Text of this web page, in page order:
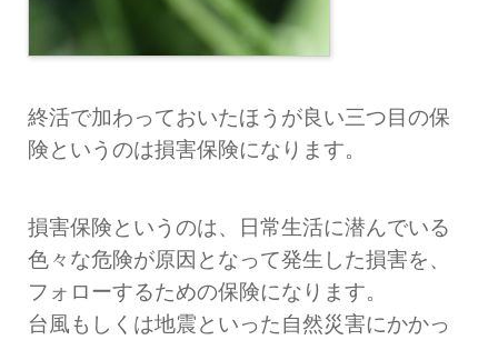
終活で加わっておいたほうが良い三つ目の保
険というのは損害保険になります。
損害保険というのは、日常生活に潜んでいる
色々な危険が原因となって発生した損害を、
フォローするための保険になります。
台風もしくは地震といった自然災害にかかっ